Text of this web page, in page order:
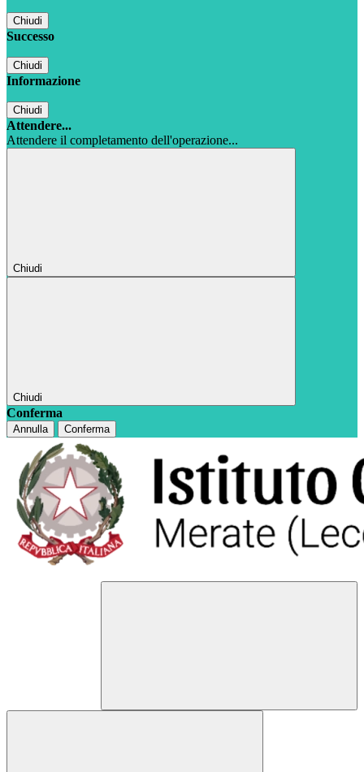
Chiudi
Successo
Chiudi
Informazione
Chiudi
Attendere...
Attendere il completamento dell'operazione...
Chiudi
Chiudi
Conferma
Annulla Conferma